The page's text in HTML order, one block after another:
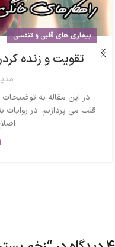
بیماری های قلبی و تنفسی
تقویت و زنده
در این مقاله به
قلب می پردازیم. در